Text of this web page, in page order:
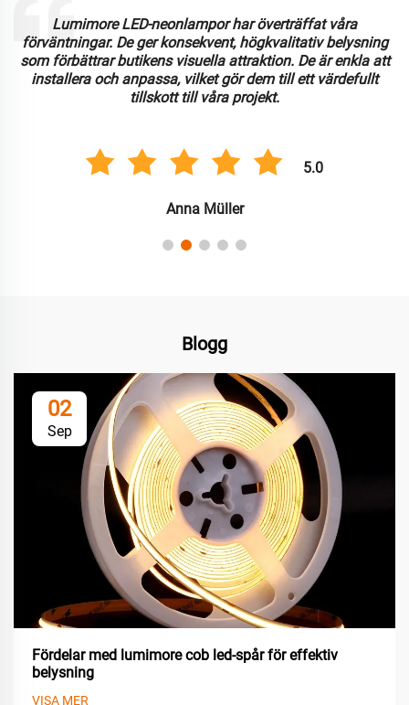
Lumimore LED-neonlampor har överträffat våra
förväntningar. De ger konsekvent, högkvalitativ belysning
som förbättrar butikens visuella attraktion. De är enkla att
installera och anpassa, vilket gör dem till ett värdefullt
tillskott till våra projekt.
5.0
Anna Müller
Blogg
02
Sep
Fördelar med lumimore cob led-spår för effektiv
belysning
VISA MER